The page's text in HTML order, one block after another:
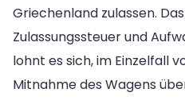
Griechenland zulassen.
Zulassungssteuer und
lohnt es sich, im Einzelfall
Mitnahme des Wagens